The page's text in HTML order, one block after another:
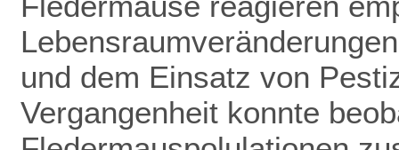
und dem Einsatz von
Vergangenheit konnte